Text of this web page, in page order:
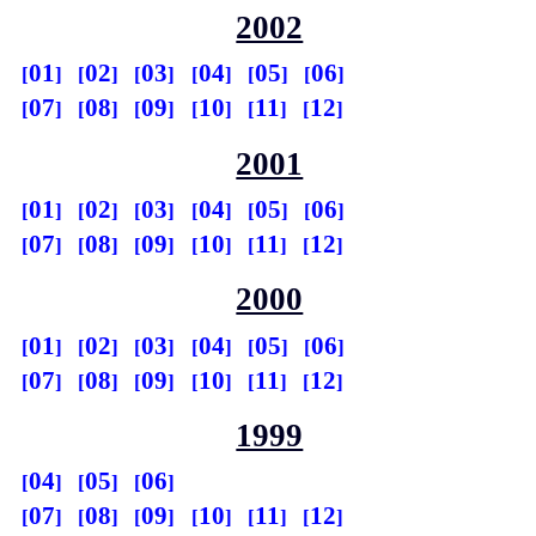
2002
01 02 03 04 05
06
07
08 09 10 11 12
2001
01 02 03 04 05
06
07
08 09 10 11 12
2000
01 02 03 04 05
06
07
08 09 10 11 12
1999
04 05
06
07
08 09 10 11 12